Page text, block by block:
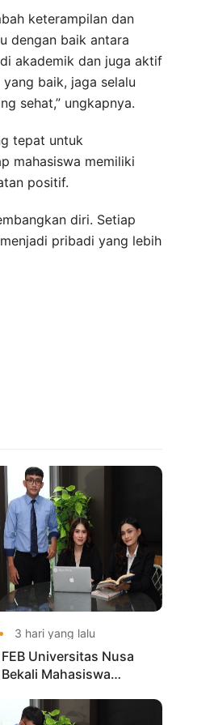
keterampilan dan
dengan baik antara
akademik dan juga aktif
baik, jaga selalu
sehat,” ungkapnya.
tepat untuk
mahasiswa memiliki
positif.
diri. Setiap
pribadi yang lebih
3 hari yang lalu
FEB Universitas Nusa
Mahasiswa